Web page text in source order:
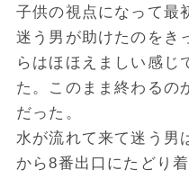
子供の視点になって最
迷う男が助けたのをき
らはほほえましい感じ
た。このまま終わるの
だった。
水が流れて来て迷う男
から8番出口にたどり